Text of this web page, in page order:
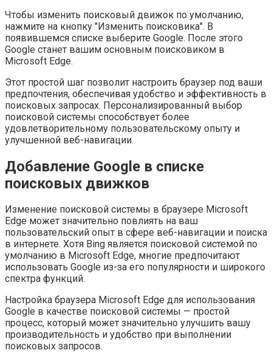
Чтобы изменить поисковый движок по умолчанию,
нажмите на кнопку "Изменить поисковика". В
появившемся списке выберите Google. После этого
Google станет вашим основным поисковиком в
Microsoft Edge.
Этот простой шаг позволит настроить браузер под ваши
предпочтения, обеспечивая удобство и эффективность в
поисковых запросах. Персонализированный выбор
поисковой системы способствует более
удовлетворительному пользовательскому опыту и
улучшенной веб-навигации.
Добавление Google в списке
поисковых движков
Изменение поисковой системы в браузере Microsoft
Edge может значительно повлиять на ваш
пользовательский опыт в сфере веб-навигации и поиска
в интернете. Хотя Bing является поисковой системой по
умолчанию в Microsoft Edge, многие предпочитают
использовать Google из-за его популярности и широкого
спектра функций.
Настройка браузера Microsoft Edge для использования
Google в качестве поисковой системы — простой
процесс, который может значительно улучшить вашу
производительность и удобство при выполнении
поисковых запросов.